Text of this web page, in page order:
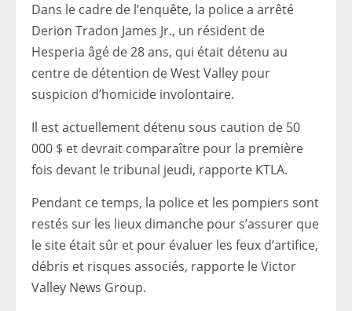
Dans le cadre de l’enquête, la police a arrêté
Derion Tradon James Jr., un résident de
Hesperia âgé de 28 ans, qui était détenu au
centre de détention de West Valley pour
suspicion d’homicide involontaire.
Il est actuellement détenu sous caution de 50
000 $ et devrait comparaître pour la première
fois devant le tribunal jeudi, rapporte KTLA.
Pendant ce temps, la police et les pompiers sont
restés sur les lieux dimanche pour s’assurer que
le site était sûr et pour évaluer les feux d’artifice,
débris et risques associés, rapporte le Victor
Valley News Group.